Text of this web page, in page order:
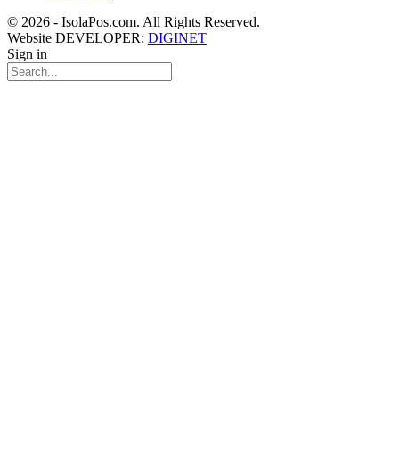
© 2026 - IsolaPos.com. All Rights Reserved.
Website DEVELOPER: DIGINET
Sign in